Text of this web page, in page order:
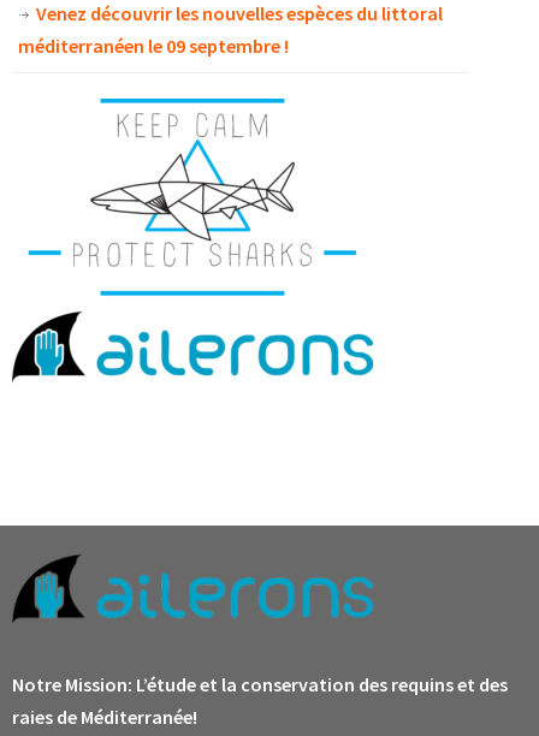
Venez découvrir les nouvelles espèces du littoral
méditerranéen le 09 septembre !
Notre Mission: L’étude et la conservation des requins et des
raies de Méditerranée!